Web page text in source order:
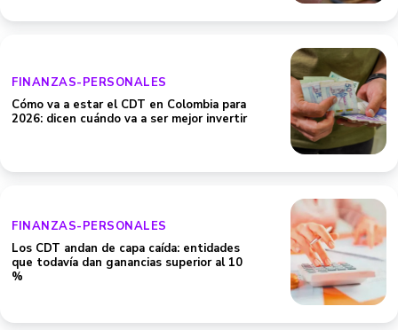
FINANZAS-PERSONALES
Cómo va a estar el CDT en Colombia para
2026: dicen cuándo va a ser mejor invertir
FINANZAS-PERSONALES
Los CDT andan de capa caída: entidades
que todavía dan ganancias superior al 10
%